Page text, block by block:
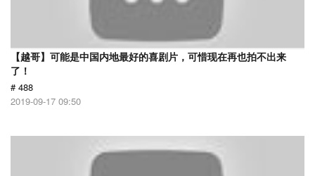
【越哥】可能是中国内地最好的喜剧片，可惜现在再也拍不出来
了！
# 488
2019-09-17 09:50